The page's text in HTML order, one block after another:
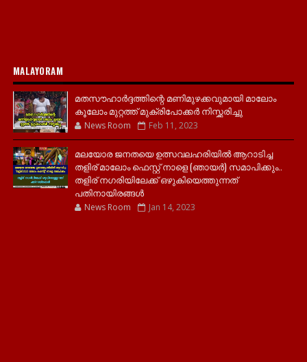
MALAYORAM
മതസൗഹാർദ്ദത്തിന്റെ മണിമുഴക്കവുമായി മാലോം
കൂലോം മുറ്റത്ത് മുക്രിപോക്കർ നിസ്ക്കരിച്ചു
News Room Feb 11, 2023
മലയോര ജനതയെ ഉത്സവലഹരിയിൽ ആറാടിച്ച
തളിര് മാലോം ഫെസ്റ്റ് നാളെ (ഞായർ) സമാപിക്കും..
തളിര് നഗരിയിലേക്ക് ഒഴുകിയെത്തുന്നത്
പതിനായിരങ്ങൾ
News Room Jan 14, 2023